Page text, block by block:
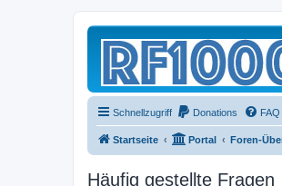
Schnellzugriff Donations FAQ
Startseite Portal Foren-
Häufig gestellte Fragen